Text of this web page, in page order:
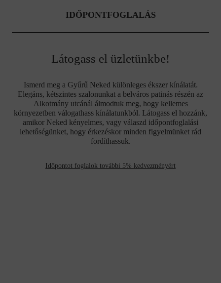
IDŐPONTFOGLALÁS
Látogass el üzletünkbe!
Ismerd meg a Gyűrű Neked különleges ékszer kínálatát.
Elegáns, kétszintes szalonunkat a belváros patinás részén az
Alkotmány utcánál álmodtuk meg, hogy kellemes
környezetben válogathass kínálatunkból. Látogass el hozzánk,
amikor Neked kényelmes, vagy válaszd időpontfoglalási
lehetőségünket, hogy érkezéskor minden figyelmünket rád
fordíthassuk.
Időpontot foglalok további 5% kedvezményért